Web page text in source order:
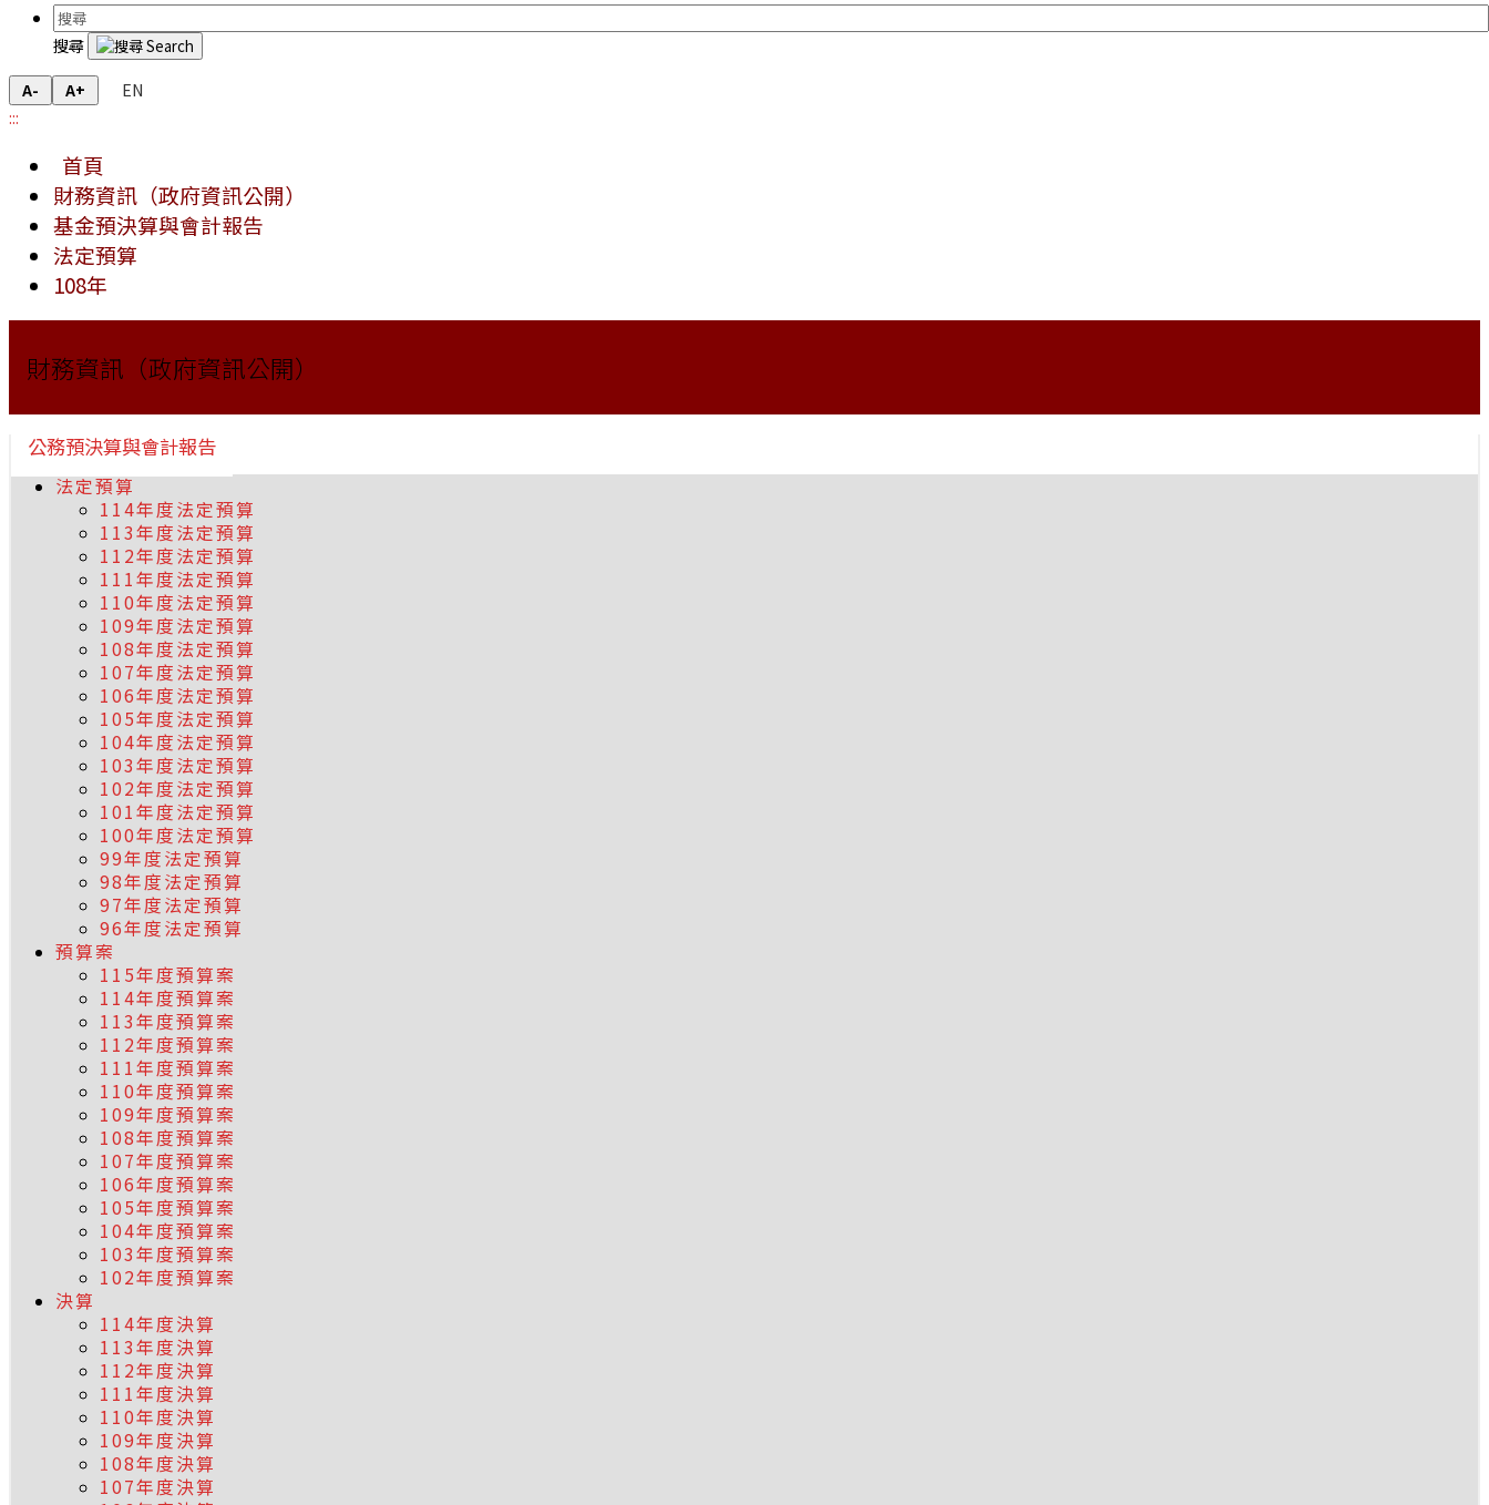
搜尋
A- A+
EN
:::
首頁
財務資訊（政府資訊公開）
基金預決算與會計報告
法定預算
108年
財務資訊（政府資訊公開）
公務預決算與會計報告
法定預算
114年度法定預算
113年度法定預算
112年度法定預算
111年度法定預算
110年度法定預算
109年度法定預算
108年度法定預算
107年度法定預算
106年度法定預算
105年度法定預算
104年度法定預算
103年度法定預算
102年度法定預算
101年度法定預算
100年度法定預算
99年度法定預算
98年度法定預算
97年度法定預算
96年度法定預算
預算案
115年度預算案
114年度預算案
113年度預算案
112年度預算案
111年度預算案
110年度預算案
109年度預算案
108年度預算案
107年度預算案
106年度預算案
105年度預算案
104年度預算案
103年度預算案
102年度預算案
決算
114年度決算
113年度決算
112年度決算
111年度決算
110年度決算
109年度決算
108年度決算
107年度決算